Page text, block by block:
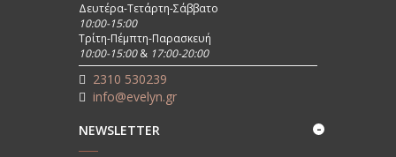
Δευτέρα-Τετάρτη-Σάββατο
10:00-15:00
Τρίτη-Πέμπτη-Παρασκευή
10:00-15:00& 17:00-20:00
2310 530239
info@evelyn.gr
NEWSLETTER